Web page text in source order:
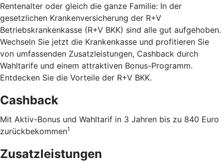
Rentenalter oder gleich die ganze Familie: In der
gesetzlichen Krankenversicherung der R+V
Betriebskrankenkasse (R+V BKK) sind alle gut aufgehoben.
Wechseln Sie jetzt die Krankenkasse und profitieren Sie
von umfassenden Zusatzleistungen, Cashback durch
Wahltarife und einem attraktiven Bonus-Programm.
Entdecken Sie die Vorteile der R+V BKK.
Cashback
Mit Aktiv-Bonus und Wahltarif in 3 Jahren bis zu 840 Euro
zurückbekommen1
Zusatzleistungen